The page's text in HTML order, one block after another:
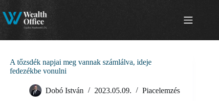
Skip
to
content
A tőzsdék napjai meg vannak számlálva, ideje
fedezékbe vonulni
Dobó István 2023.05.09. Piacelemzés